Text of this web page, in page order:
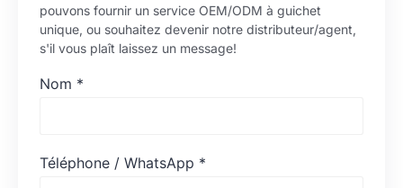
pouvons fournir un service OEM/ODM à guichet
unique, ou souhaitez devenir notre distributeur/agent,
s'il vous plaît laissez un message!
Nom *
Téléphone / WhatsApp *